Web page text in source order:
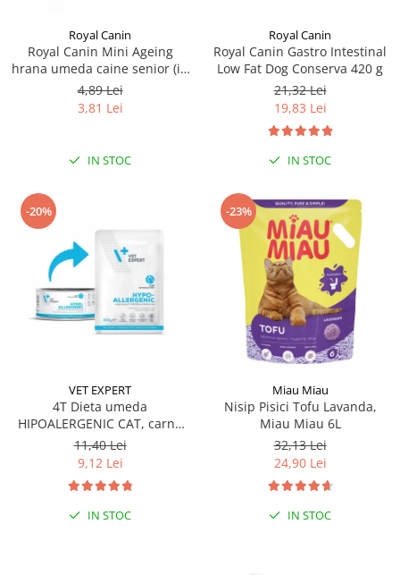
Royal Canin
Royal Canin Mini Ageing
hrana umeda caine senior (in
sos), 1 x 85 g
4,89 Lei
3,81 Lei
IN STOC
Royal Canin
Royal Canin Gastro Intestinal
Low Fat Dog Conserva 420 g
21,32 Lei
19,83 Lei
IN STOC
-20%
VET EXPERT
4T Dieta umeda
HIPOALERGENIC CAT, carne
de curcan, plic 100 gr
11,40 Lei
9,12 Lei
IN STOC
-23%
Miau Miau
Nisip Pisici Tofu Lavanda,
Miau Miau 6L
32,13 Lei
24,90 Lei
IN STOC